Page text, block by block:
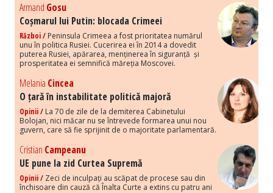
Armand Gosu
Coșmarul lui Putin: blocada Crimeei
Război / Peninsula Crimeea a fost prioritatea numărul
unu în politica Rusiei. Cucerirea ei în 2014 a dovedit
puterea Rusiei, apărarea, menținerea în siguranță și
prosperitatea ei semnifică măreția Moscovei.
Melania Cincea
O țară în instabilitate politică majoră
Opinii / La 70 de zile de la demiterea Cabinetului
Bolojan, nici măcar nu se întrevede formarea unui nou
guvern, care să fie sprijinit de o majoritate parlamentară.
Cristian Campeanu
UE pune la zid Curtea Supremă
Opinii / Zeci de inculpați au scăpat de procese sau din
închisoare din cauză că Înalta Curte a extins cu patru ani